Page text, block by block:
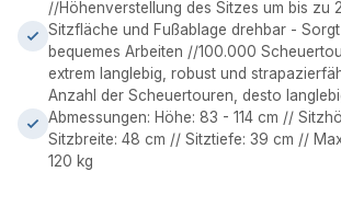
//Höhenverstellung des Sitzes um bis zu
Sitzfläche und Fußablage drehbar -
bequemes Arbeiten //100.000
extrem langlebig, robust und
Anzahl der Scheuertouren, desto
Abmessungen: Höhe: 83 - 114 cm //
Sitzbreite: 48 cm // Sitztiefe: 39 cm //
120 kg